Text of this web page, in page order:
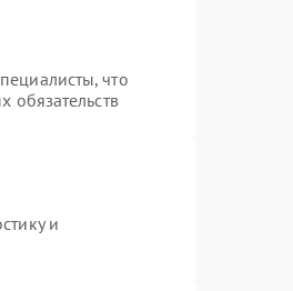
что
обязательств
и